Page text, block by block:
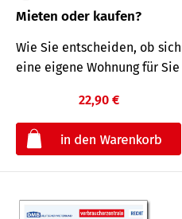
Mieten oder kaufen?
Wie Sie entscheiden, ob
eine eigene Wohnung für
22,90 €